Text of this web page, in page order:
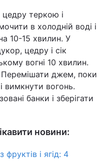
теркою і
в холодній воді і
10-15 хвилин. У
цедру і сік
вогні 10 хвилин.
джем, поки
вимкнути вогонь.
банки і зберігати
новини:
і ягід: 4